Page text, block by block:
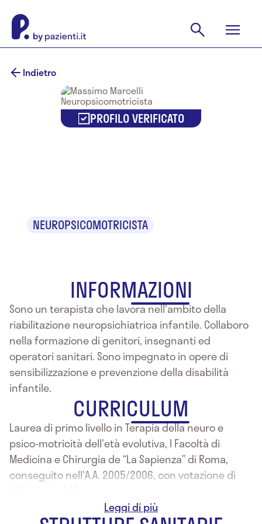
Indietro
PROFILO VERIFICATO
NEUROPSICOMOTRICISTA
INFORMAZIONI
Sono un terapista che lavora nell'ambito della
riabilitazione neuropsichiatrica infantile. Collaboro
nella formazione di genitori, insegnanti ed
operatori sanitari. Sono impegnato in opere di
sensibilizzazione e prevenzione della disabilità
infantile.
CURRICULUM
Laurea di primo livello in Terapia della neuro e
psico-motricità dell'età evolutiva, I Facoltà di
Medicina e Chirurgia de “La Sapienza” di Roma,
conseguito nell'A.A. 2005/2006, con votazione di
19 – 30 Ottobere 2007: opera presso l'IMPP La